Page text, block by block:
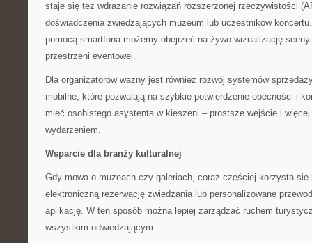
staje się też wdrażanie rozwiązań rozszerzonej rzeczywistości
doświadczenia zwiedzających muzeum lub uczestników
pomocą smartfona możemy obejrzeć na żywo wizualizację
przestrzeni eventowej.
Dla organizatorów ważny jest również rozwój systemów
mobilne, które pozwalają na szybkie potwierdzenie obecności i
mieć osobistego asystenta w kieszeni – prostsze wejście i
wydarzeniem.
Wsparcie dla branży kulturalnej
Gdy mowa o muzeach czy galeriach, coraz częściej korzysta
elektroniczną rezerwację zwiedzania lub personalizowane
aplikację. W ten sposób można lepiej zarządzać ruchem
wszystkim odwiedzającym.